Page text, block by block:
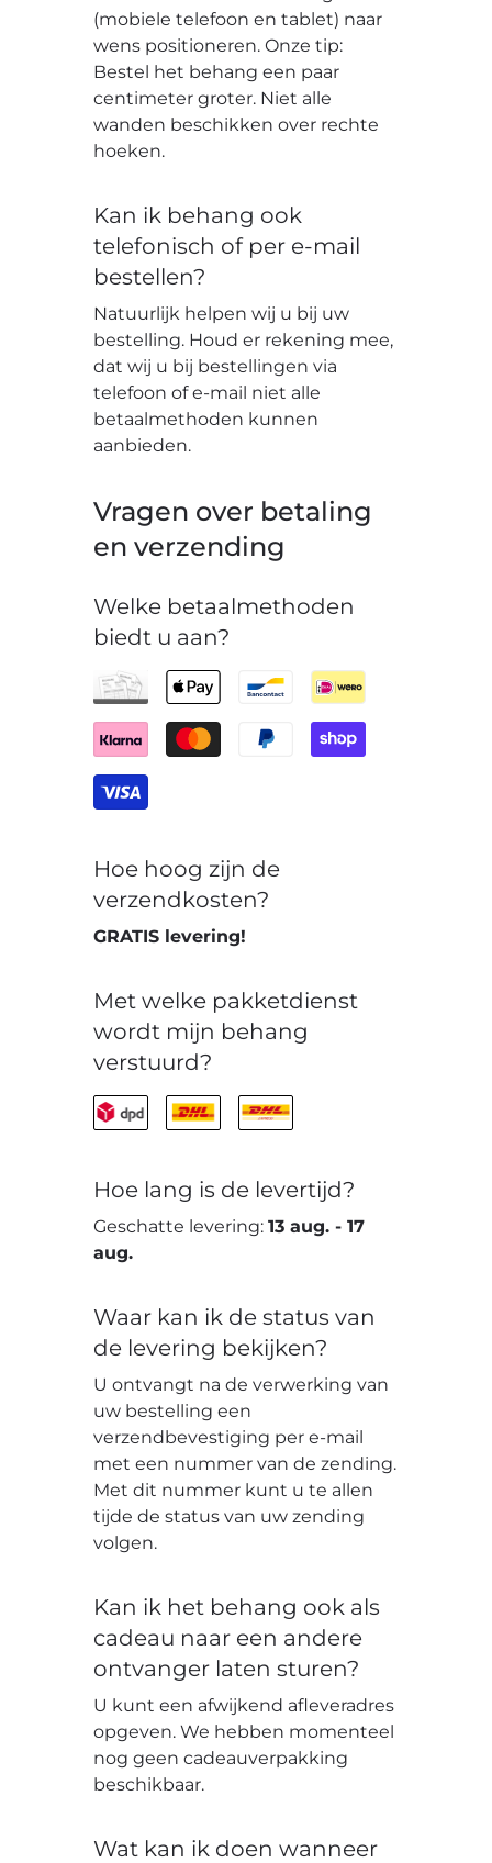
(mobiele telefoon en tablet) naar
wens positioneren. Onze tip:
Bestel het behang een paar
centimeter groter. Niet alle
wanden beschikken over rechte
hoeken.
Kan ik behang ook
telefonisch of per e-mail
bestellen?
Natuurlijk helpen wij u bij uw
bestelling. Houd er rekening mee,
dat wij u bij bestellingen via
telefoon of e-mail niet alle
betaalmethoden kunnen
aanbieden.
Vragen over betaling
en verzending
Welke betaalmethoden
biedt u aan?
Hoe hoog zijn de
verzendkosten?
GRATIS levering!
Met welke pakketdienst
wordt mijn behang
verstuurd?
Hoe lang is de levertijd?
Geschatte levering:13 aug. -17
aug.
Waar kan ik de status van
de levering bekijken?
U ontvangt na de verwerking van
uw bestelling een
verzendbevestiging per e-mail
met een nummer van de zending.
Met dit nummer kunt u te allen
tijde de status van uw zending
volgen.
Kan ik het behang ook als
cadeau naar een andere
ontvanger laten sturen?
U kunt een afwijkend afleveradres
opgeven. We hebben momenteel
nog geen cadeauverpakking
beschikbaar.
Wat kan ik doen wanneer